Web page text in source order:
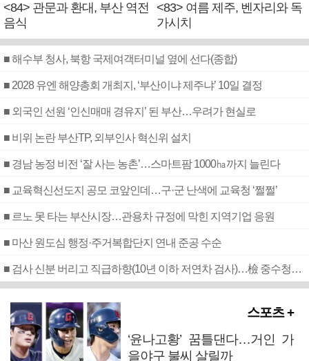
<84> 관문과 환대, 부산 역전
음식
<83> 여름 제주, 벤자리와 독
가시치
■ 해수부 청사, 북항 국제여객터미널 옆에 선다(종합)
■ 2028 유엔 해양총회 개최지, ‘부산이냐 제주냐’ 10일 결정
■ 외국인 선원 ‘인신매매 경유지’ 된 부산…우려가 현실로
■ 비위 논란 부산TP, 외부인사 혁신위 설치
■ 경남 농정 비전 ‘잘 사는 농촌’…스마트팜 1000㏊까지 늘린다
■ 교육혁신선도지 공모 코앞인데…구·군 난색에 교육청 ‘쩔쩔’
■ 르노 못 타는 부산시장…관용차 규정에 막힌 지역기업 응원
■ 마산 원도심 행정·주거복합단지 연내 준공 수순
■ 검사 신분 버리고 직급하향(10년 이하 저연차 검사)…檢 중수청행 기피
스포츠 +
‘윤나고황’ 꿈틀댄다…거인 가
을야구 불씨 살릴까